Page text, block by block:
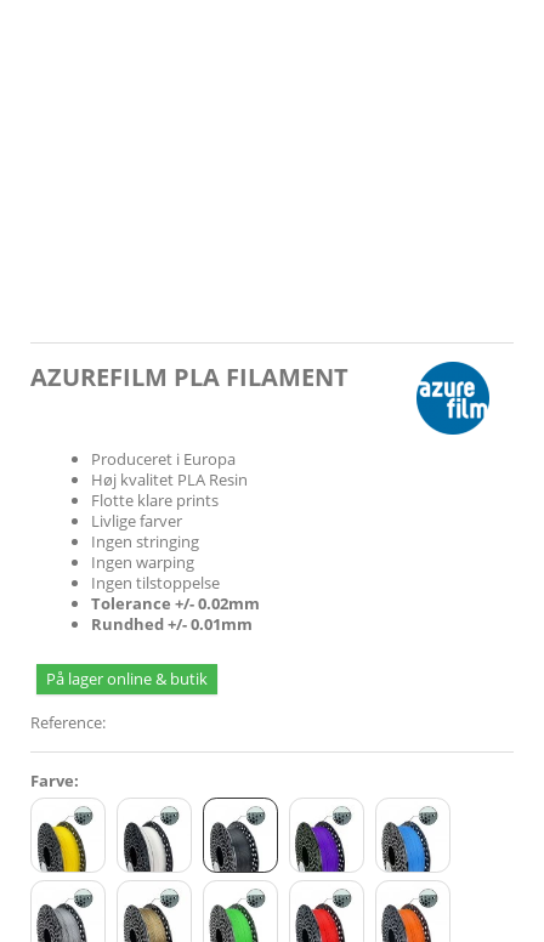
AZUREFILM PLA FILAMENT
Produceret i Europa
Høj kvalitet PLA Resin
Flotte klare prints
Livlige farver
Ingen stringing
Ingen warping
Ingen tilstoppelse
Tolerance +/- 0.02mm
Rundhed +/- 0.01mm
På lager online & butik
Reference:
Farve: